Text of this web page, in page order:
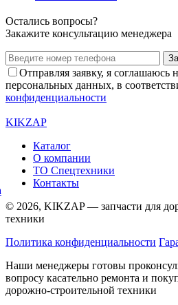
Остались вопросы?
Закажите консультацию менеджера
Отправляя заявку, я соглашаюсь
персональных данных, в
конфиденциальности
KIKZAP
Каталог
О компании
ТО Спецтехники
Контакты
© 2026, KIKZAP — запчасти для
техники
Политика конфиденциальности
Наши менеджеры готовы
вопросу касательно ремонта и
дорожно-строительной техники